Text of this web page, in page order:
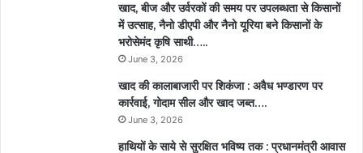
खाद, बीज और उर्वरकों की समय पर उपलब्धता से किसानों
में उत्साह, नैनो डीएपी और नैनो यूरिया बने किसानों के
भरोसेमंद कृषि साथी…..
June 3, 2026
खाद की कालाबाजारी पर शिकंजा : अवैध भण्डारण पर
कार्रवाई, गोदाम सील और खाद जब्त….
June 3, 2026
हाथियों के साये से सुरक्षित भविष्य तक : प्रधानमंत्री आवास